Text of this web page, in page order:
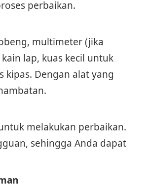
perbaikan.
multimeter (jika
lap, kuas kecil untuk
kipas. Dengan alat yang
melakukan perbaikan.
sehingga Anda dapat